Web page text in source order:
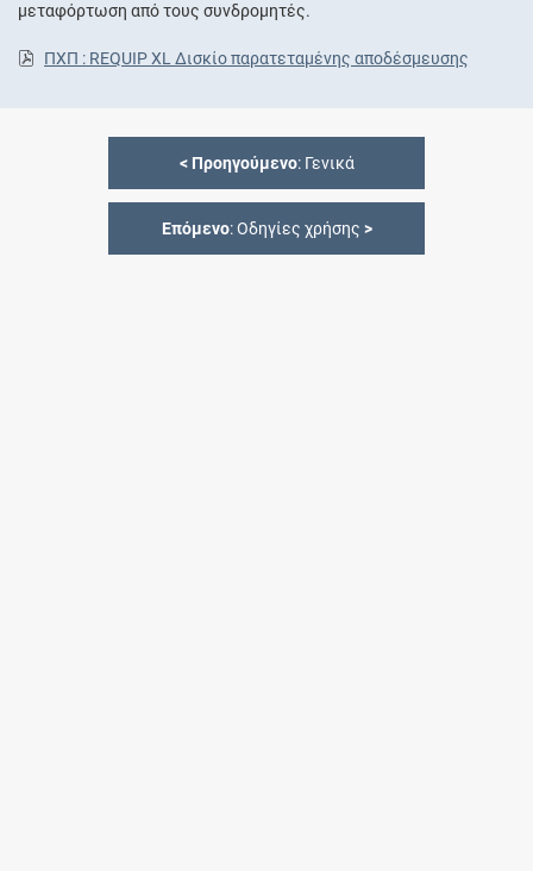
μεταφόρτωση από τους συνδρομητές.
ΠΧΠ : REQUIP XL Δισκίο παρατεταμένης αποδέσμευσης
< Προηγούμενο: Γενικά
Επόμενο: Οδηγίες χρήσης >